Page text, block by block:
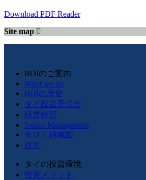
Download PDF Reader
Site map
BOIのご案内
What we do
BOIの歴史
タイ投資委員会
経営幹部
Senior Management
ＢＯＩ組織図
住所
タイの投資環境
投資メリット